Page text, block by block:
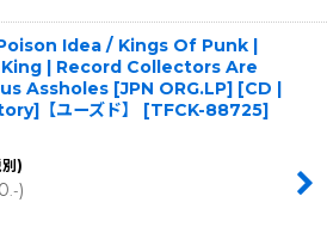
Poison Idea / Kings Of Punk |
| Record Collectors Are
Assholes [JPN ORG.LP] [CD |
【ユーズド】
[TFCK-88725]
別)
.-)